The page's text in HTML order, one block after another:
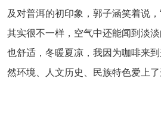
及对普洱的初印象，郭子涵笑着说
其实很不一样，空气中还能闻到淡
也舒适，冬暖夏凉，我因为咖啡来
然环境、人文历史、民族特色爱